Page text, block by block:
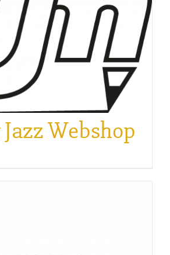
Webshop